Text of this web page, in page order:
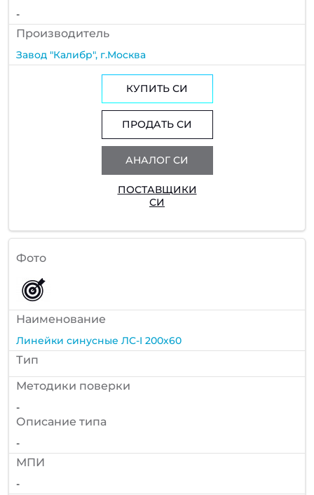
-
Производитель
Завод "Калибр", г.Москва
КУПИТЬ СИ
ПРОДАТЬ СИ
АНАЛОГ СИ
ПОСТАВЩИКИ
СИ
Фото
Наименование
Линейки синусные ЛС-I 200х60
Тип
Методики поверки
-
Описание типа
-
МПИ
-